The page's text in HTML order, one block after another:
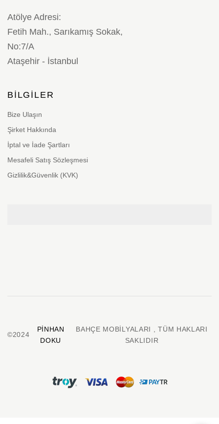
Atölye Adresi:
Fetih Mah., Sarıkamış Sokak,
No:7/A
Ataşehir - İstanbul
BILGILER
Bize Ulaşın
Şirket Hakkında
İptal ve İade Şartları
Mesafeli Satış Sözleşmesi
Gizlilik&Güvenlik (KVK)
©2024
PINHAN
DOKU
BAHÇE MOBILYALARI , TÜM HAKLARI
SAKLIDIR